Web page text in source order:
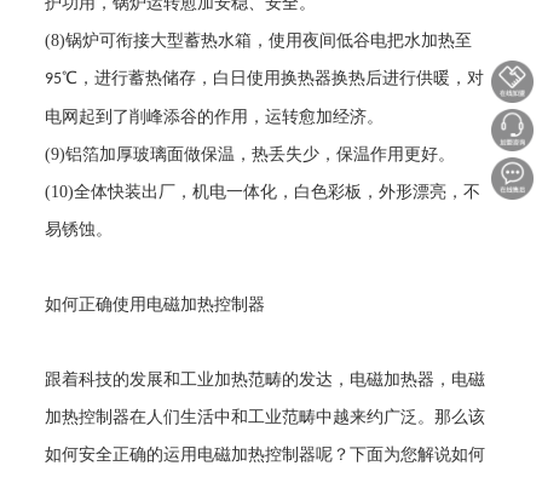
(8)锅炉可衔接大型蓄热水箱，使用夜间低谷电把水加热至
95℃，进行蓄热储存，白日使用换热器换热后进行供暖，对
电网起到了削峰添谷的作用，运转愈加经济。
(9)铝箔加厚玻璃面做保温，热丢失少，保温作用更好。
(10)全体快装出厂，机电一体化，白色彩板，外形漂亮，不
易锈蚀。
如何正确使用电磁加热控制器
跟着科技的发展和工业加热范畴的发达，电磁加热器，电磁
加热控制器在人们生活中和工业范畴中越来约广泛。那么该
如何安全正确的运用电磁加热控制器呢？下面为您解说如何